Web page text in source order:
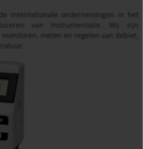
internationale ondernemingen in het
van Instrumentatie. Wij zijn
meten en regelen van debiet,